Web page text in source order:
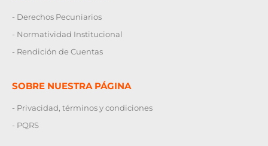
- Derechos Pecuniarios
- Normatividad Institucional
- Rendición de Cuentas
SOBRE NUESTRA PÁGINA
- Privacidad, términos y condiciones
- PQRS